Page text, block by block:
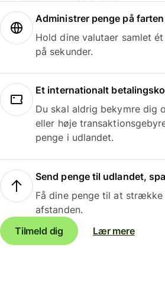
Administrer penge på
Hold dine valutaer samlet
på sekunder.
Et internationalt
Du skal aldrig bekymre dig
eller høje
penge i udlandet.
Send penge til udlandet,
Få dine penge til at
afstanden.
Tilmeld dig
Lær mere